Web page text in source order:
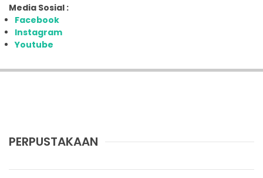
Media Sosial :
Facebook
Instagram
Youtube
PERPUSTAKAAN